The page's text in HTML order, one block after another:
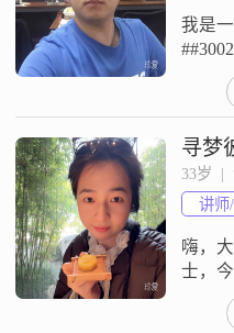
我是
我的
间
寻梦
33岁  |
讲师
嗨，
士，
5001